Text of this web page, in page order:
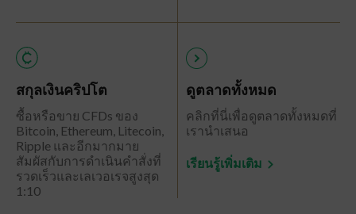
สกุลเงินคริปโต
ซื้อหรือขาย CFDs ของ
Bitcoin, Ethereum, Litecoin,
Ripple และอีกมากมาย
สัมผัสกับการดำเนินคำสั่งที่
รวดเร็วและเลเวอเรจสูงสุด
1:10
ดูตลาดทั้งหมด
คลิกที่นี่เพื่อดูตลาดทั้งหมดที่
เรานำเสนอ
เรียนรู้เพิ่มเติม